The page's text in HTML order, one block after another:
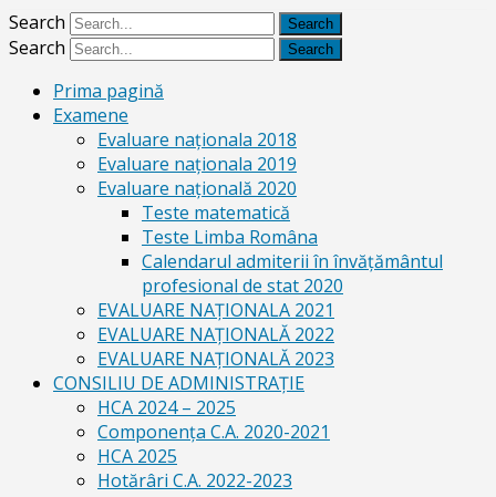
Search
Search
Prima pagină
Examene
Evaluare naționala 2018
Evaluare naționala 2019
Evaluare națională 2020
Teste matematică
Teste Limba Româna
Calendarul admiterii în învăţământul
profesional de stat 2020
EVALUARE NAȚIONALA 2021
EVALUARE NAŢIONALĂ 2022
EVALUARE NAŢIONALĂ 2023
CONSILIU DE ADMINISTRAȚIE
HCA 2024 – 2025
Componența C.A. 2020-2021
HCA 2025
Hotărâri C.A. 2022-2023